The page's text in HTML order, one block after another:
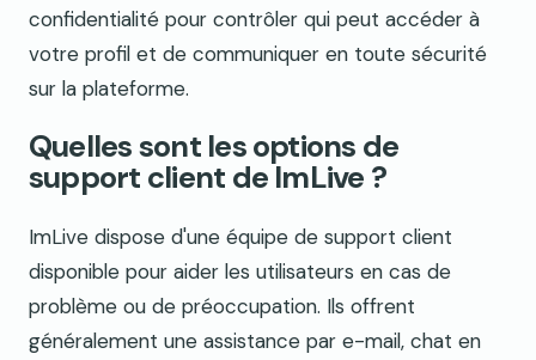
confidentialité pour contrôler qui peut accéder à
votre profil et de communiquer en toute sécurité
sur la plateforme.
Quelles sont les options de
support client de ImLive ?
ImLive dispose d'une équipe de support client
disponible pour aider les utilisateurs en cas de
problème ou de préoccupation. Ils offrent
généralement une assistance par e-mail, chat en